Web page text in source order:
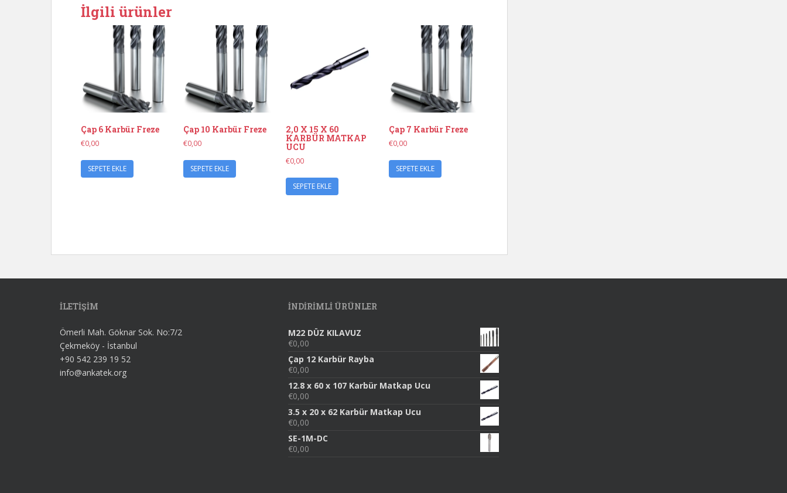
İlgili ürünler
Çap 6 Karbür Freze
€0,00
SEPETE EKLE
Çap 10 Karbür Freze
€0,00
SEPETE EKLE
2,0 X 15 X 60
KARBÜR MATKAP
UCU
€0,00
SEPETE EKLE
Çap 7 Karbür Freze
€0,00
SEPETE EKLE
İLETİŞİM
Ömerli Mah. Göknar Sok. No:7/2
Çekmeköy - İstanbul
+90 542 239 19 52
info@ankatek.org
INDIRIMLI ÜRÜNLER
M22 DÜZ KILAVUZ
€0,00
Çap 12 Karbür Rayba
€0,00
12.8 x 60 x 107 Karbür Matkap Ucu
€0,00
3.5 x 20 x 62 Karbür Matkap Ucu
€0,00
SE-1M-DC
€0,00